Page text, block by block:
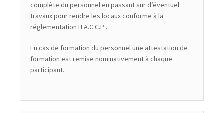
complète du personnel en passant sur d’éventuel
travaux pour rendre les locaux conforme à la
réglementation H.A.C.C.P…
En cas de formation du personnel une attestation de
formation est remise nominativement à chaque
participant.